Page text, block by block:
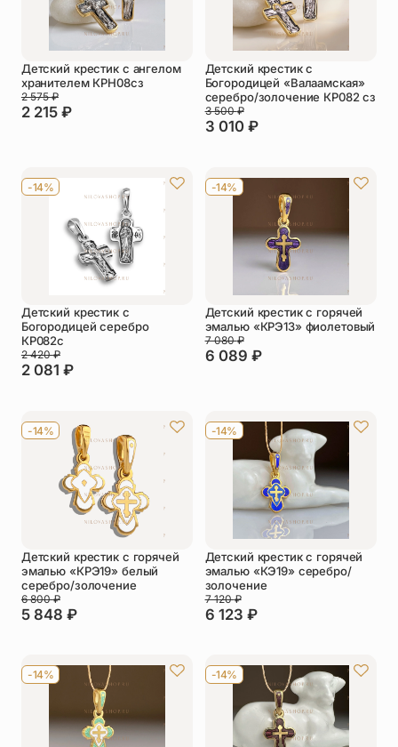
Детский крестик с ангелом
хранителем КРН08сз
2 215 ₽
2 575₽
Детский крестик с
Богородицей «Валаамская»
серебро/золочение КР082 сз
3 010 ₽
3 500₽
-14%
Детский крестик с
Богородицей серебро
КР082с
2 081 ₽
2 420₽
-14%
Детский крестик с горячей
эмалью «КРЭ13» фиолетовый
6 089 ₽
7 080₽
-14%
Детский крестик с горячей
эмалью «КРЭ19» белый
серебро/золочение
5 848 ₽
6 800₽
-14%
Детский крестик с горячей
эмалью «КЭ19» серебро/
золочение
6 123 ₽
7 120₽
-14% -14%